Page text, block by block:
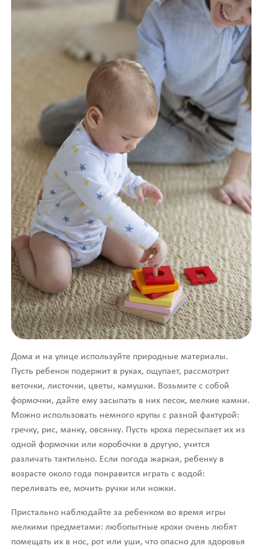
Дома и на улице используйте природные материалы.
Пусть ребенок подержит в руках, ощупает, рассмотрит
веточки, листочки, цветы, камушки. Возьмите с собой
формочки, дайте ему засыпать в них песок, мелкие камни.
Можно использовать немного крупы с разной фактурой:
гречку, рис, манку, овсянку. Пусть кроха пересыпает их из
одной формочки или коробочки в другую, учится
различать тактильно. Если погода жаркая, ребенку в
возрасте около года понравится играть с водой:
переливать ее, мочить ручки или ножки.
Пристально наблюдайте за ребенком во время игры
мелкими предметами: любопытные крохи очень любят
помещать их в нос, рот или уши, что опасно для здоровья